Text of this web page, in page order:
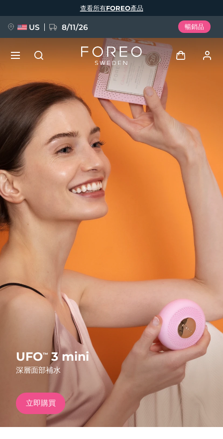
UFO™ 3 mini
深層面部補水
立即購買
查看所有FOREO產品
US 8/11/26 暢銷品
用戶信息
我的設備
我的訂單
我的地址
我的訂閱
新品
FAQ™ Pure Beauty-Tech Elixir
BREAKING NEWS
issa™ Teeth Whitening Set
FAQ™ Dual LED Panel
熱門產品
特別優惠 暢銷產品
紅光療法
語言
English Deutsch
Español
Français
Italiano
Português
Polski
Svenska
Türkçe
简体中文
發貨國家
預計送達日期8/10/26
預計送達日期8/10/26
預計送達日期8/13/26
預計送達日期8/10/26
德國 預計送達日期8/10/26
加拿大 預計送達日期